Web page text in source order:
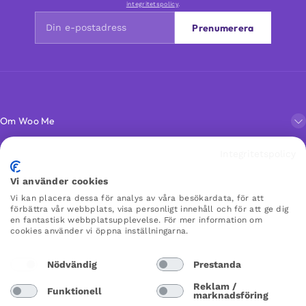
integritetspolicy.
Prenumerera
Om Woo Me
Kundservice
Favoriter
WOO ME
Vi använder cookies
Vi kan placera dessa för analys av våra besökardata, för att
förbättra vår webbplats, visa personligt innehåll och för att ge dig
en fantastisk webbplatsupplevelse. För mer information om
cookies använder vi öppna inställningarna.
Nödvändig Prestanda
Funktionell
Reklam /
marknadsföring